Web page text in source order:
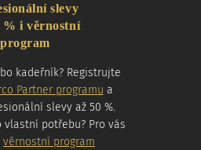
slevy
% i věrnostní
program
kadeřník? Registrujte
Partner programu a
slevy až 50 %.
vlastní potřebu? Pro vás
věrnostní program